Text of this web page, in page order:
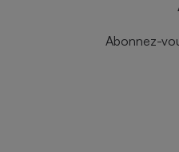
Abonnez-